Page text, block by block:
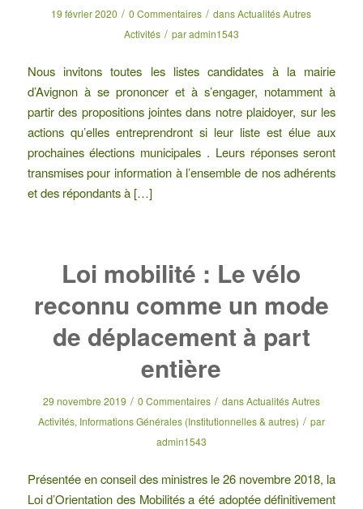
19 février 2020 / 0 Commentaires / dansActualités Autres
Activités / paradmin1543
Nous invitons toutes les listes candidates à la mairie
d’Avignon à se prononcer et à s’engager, notamment à
partir des propositions jointes dans notre plaidoyer, sur les
actions qu’elles entreprendront si leur liste est élue aux
prochaines élections municipales . Leurs réponses seront
transmises pour information à l’ensemble de nos adhérents
et des répondants à […]
Loi mobilité : Le vélo
reconnu comme un mode
de déplacement à part
entière
29 novembre 2019 / 0 Commentaires / dansActualités Autres
Activités, Informations Générales (Institutionnelles & autres) / par
admin1543
Présentée en conseil des ministres le 26 novembre 2018, la
Loi d’Orientation des Mobilités a été adoptée définitivement